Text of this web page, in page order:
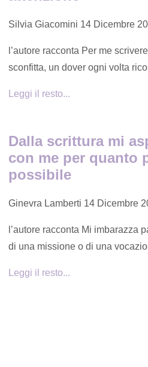
Silvia Giacomini 14 Dicembre
l’autore racconta Per me
sconfitta, un dover ogni volta
Leggi il resto...
Dalla scrittura mi
con me per quanto
possibile
Ginevra Lamberti 14 Dicembre
l’autore racconta Mi imbarazza
di una missione o di una
Leggi il resto...